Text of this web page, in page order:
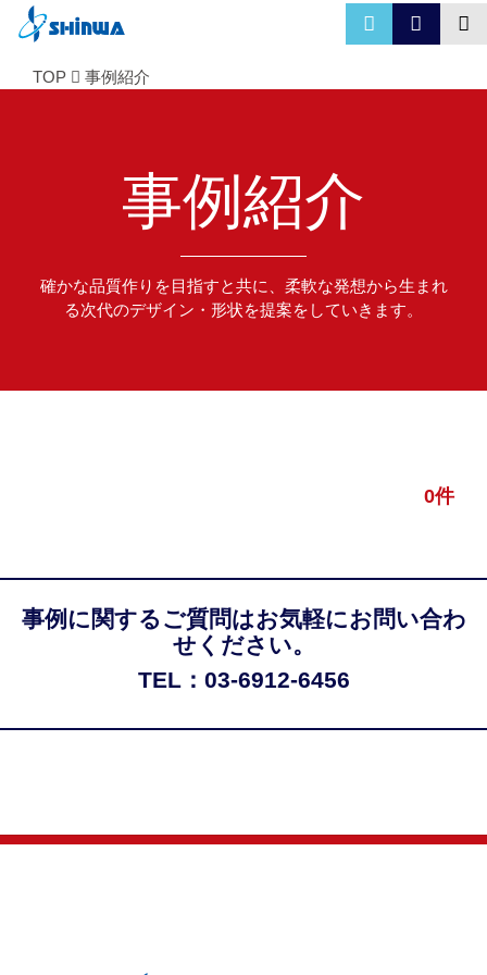
TOP 事例紹介
事例紹介
確かな品質作りを目指すと共に、柔軟な発想から生まれ
る次代のデザイン・形状を提案をしていきます。
0件
事例に関するご質問はお気軽にお問い合わ
せください。
TEL：03-6912-6456